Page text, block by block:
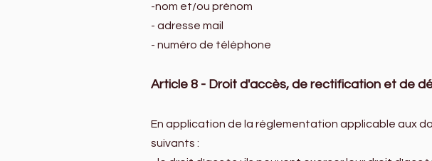
-nom et/ou prénom
- adresse mail
- numéro de téléphone
Article 8 - Droit d'accès, de rectification et de
En application de la réglementation applicable aux
suivants :